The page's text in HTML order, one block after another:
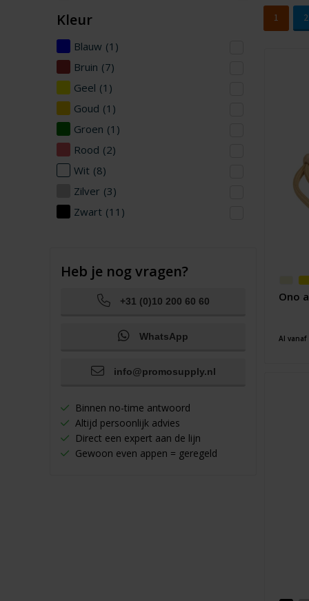
Kleur
Blauw (1)
Bruin (7)
Geel (1)
Goud (1)
Groen (1)
Rood (2)
Wit (8)
Zilver (3)
Zwart (11)
Heb je nog vragen?
+31 (0)10 200 60 60
WhatsApp
info@promosupply.nl
Binnen no-time antwoord
Altijd persoonlijk advies
Direct een expert aan de lijn
Gewoon even appen = geregeld
1 2
Ono
Al vanaf